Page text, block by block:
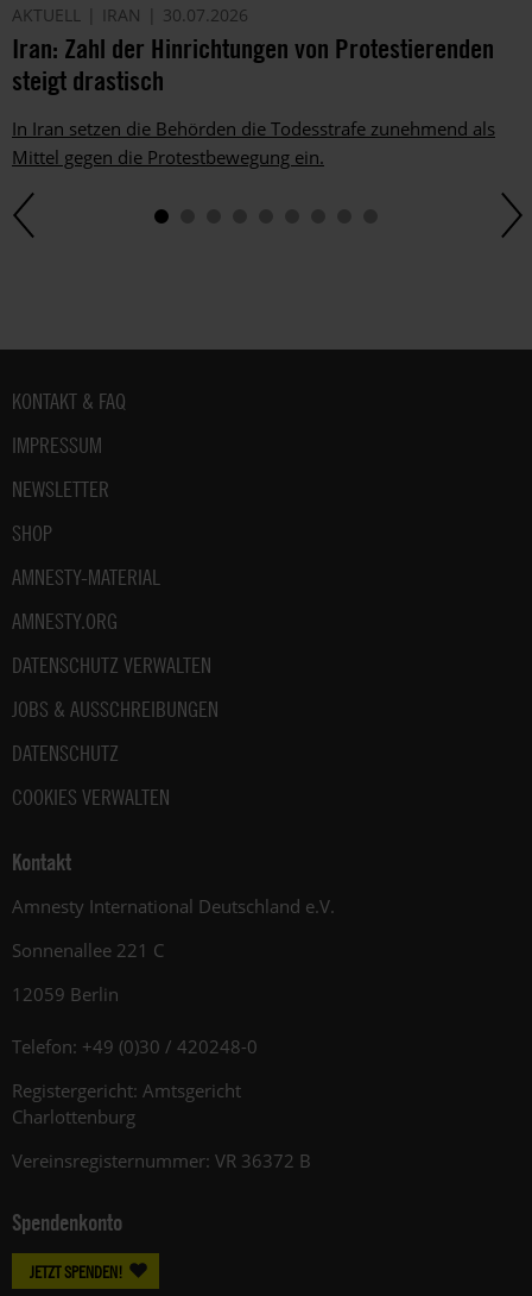
AKTUELL IRAN 30.07.2026
Iran: Zahl der Hinrichtungen von Protestierenden
steigt drastisch
In Iran setzen die Behörden die Todesstrafe zunehmend als
Mittel gegen die Protestbewegung ein.
Fußbereich
KONTAKT & FAQ
IMPRESSUM
NEWSLETTER
SHOP
AMNESTY-MATERIAL
AMNESTY.ORG
DATENSCHUTZ VERWALTEN
JOBS & AUSSCHREIBUNGEN
DATENSCHUTZ
COOKIES VERWALTEN
Kontakt
Amnesty International Deutschland e.V.
Sonnenallee 221 C
12059 Berlin
Telefon: +49 (0)30 / 420248-0
Registergericht: Amtsgericht
Charlottenburg
Vereinsregisternummer: VR 36372 B
Spendenkonto
JETZT SPENDEN!